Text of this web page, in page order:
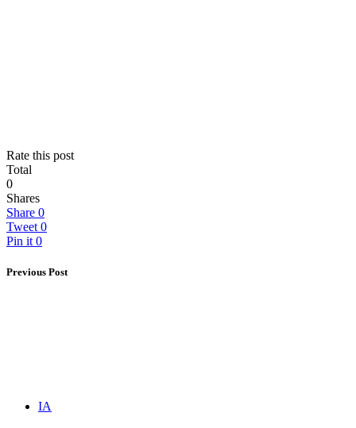
Rate this post
Total
0
Shares
Share 0
Tweet 0
Pin it 0
Previous Post
IA